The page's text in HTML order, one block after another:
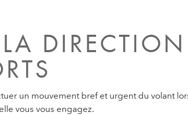
DIRECTION
un mouvement bref et urgent du volant
vous vous engagez.